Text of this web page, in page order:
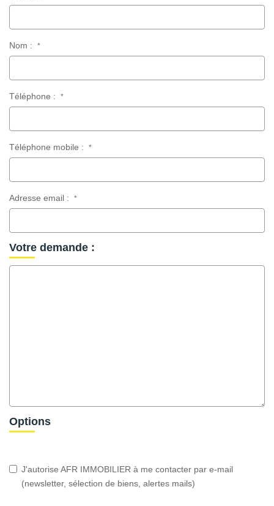
Nom : *
Téléphone : *
Téléphone mobile : *
Adresse email : *
Votre demande :
Options
J'autorise AFR IMMOBILIER à me contacter par e-mail
(newsletter, sélection de biens, alertes mails)